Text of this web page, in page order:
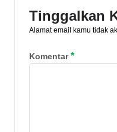
Tinggalkan
Alamat email kamu tidak
Komentar*